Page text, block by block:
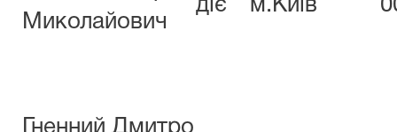
Миколайович
діє м.Київ
Гненний Дмитро